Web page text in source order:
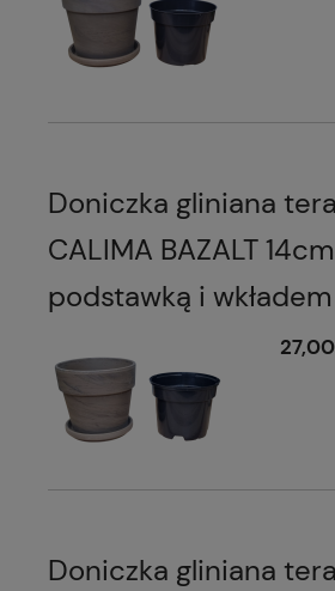
Doniczka gliniana
CALIMA BAZALT
podstawką i wkładem
27,00
Doniczka gliniana